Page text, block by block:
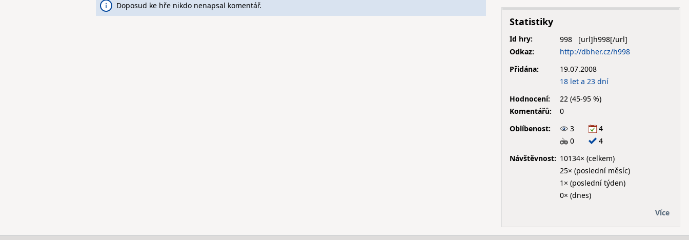
Doposud ke hře nikdo nenapsal komentář.
Statistiky
Id hry:
998
Odkaz:
http://dbher.cz/h998
Přidána:
19.07.2008
18 let a 23 dní
Hodnocení:
22 (45-95 %)
Komentářů:
0
Oblíbenost:
3
4
0
4
Návštěvnost: 10134× (celkem)
25× (poslední měsíc)
1× (poslední týden)
0× (dnes)
Více